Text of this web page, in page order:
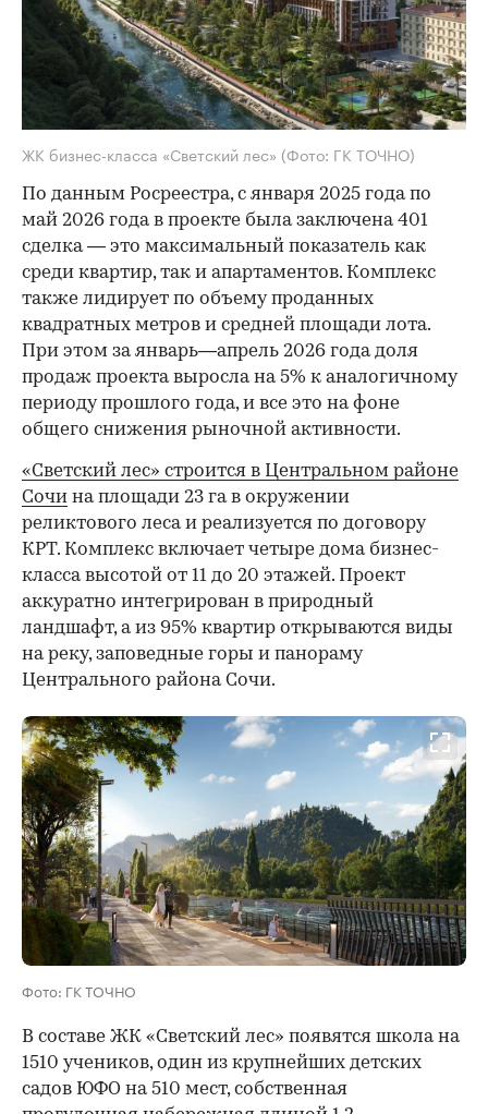
ЖК бизнес-класса «Светский лес» (Фото: ГК ТОЧНО)
По данным Росреестра, с января 2025 года по
май 2026 года в проекте была заключена 401
сделка — это максимальный показатель как
среди квартир, так и апартаментов. Комплекс
также лидирует по объему проданных
квадратных метров и средней площади лота.
При этом за январь—апрель 2026 года доля
продаж проекта выросла на 5% к аналогичному
периоду прошлого года, и все это на фоне
общего снижения рыночной активности.
«Светский лес» строится в Центральном районе
Сочи на площади 23 га в окружении
реликтового леса и реализуется по договору
КРТ. Комплекс включает четыре дома бизнес-
класса высотой от 11 до 20 этажей. Проект
аккуратно интегрирован в природный
ландшафт, а из 95% квартир открываются виды
на реку, заповедные горы и панораму
Центрального района Сочи.
Фото: ГК ТОЧНО
В составе ЖК «Светский лес» появятся школа на
1510 учеников, один из крупнейших детских
садов ЮФО на 510 мест, собственная